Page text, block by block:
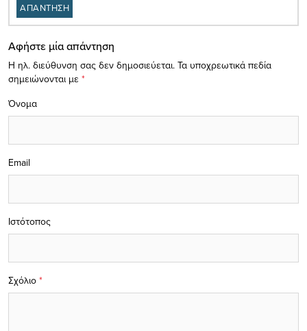
ΑΠΑΝΤΗΣΗ
Αφήστε μία απάντηση
Η ηλ. διεύθυνση σας δεν δημοσιεύεται. Τα υποχρεωτικά πεδία
σημειώνονται με *
Σχόλιο *
Όνομα
Email
Ιστότοπος